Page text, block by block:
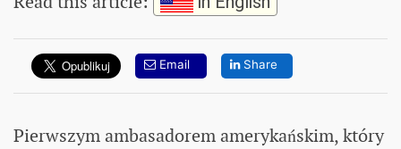
Email Share
Pierwszym ambasadorem amerykańskim, który